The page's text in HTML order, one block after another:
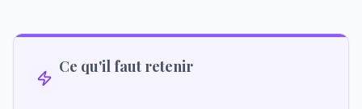
Ce qu'il faut retenir